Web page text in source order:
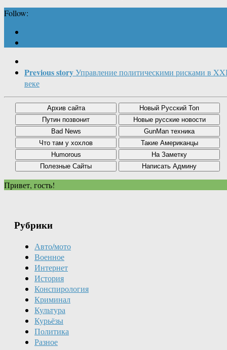
Follow:
Previous storyУправление политическими рисками в
веке
Привет, гость!
Рубрики
Авто/мото
Военное
Интернет
История
Конспирология
Криминал
Культура
Курьёзы
Политика
Разное